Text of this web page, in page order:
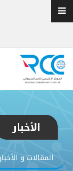
الأخبار
المقالات و